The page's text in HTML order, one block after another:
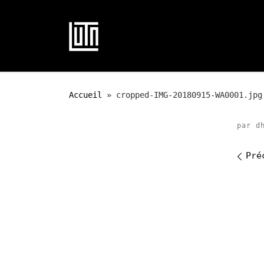
Accueil » cropped-IMG-20180915-WA0001.jpg
par